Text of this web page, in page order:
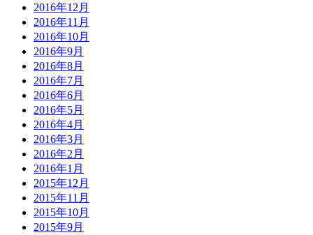
2016年12月
2016年11月
2016年10月
2016年9月
2016年8月
2016年7月
2016年6月
2016年5月
2016年4月
2016年3月
2016年2月
2016年1月
2015年12月
2015年11月
2015年10月
2015年9月